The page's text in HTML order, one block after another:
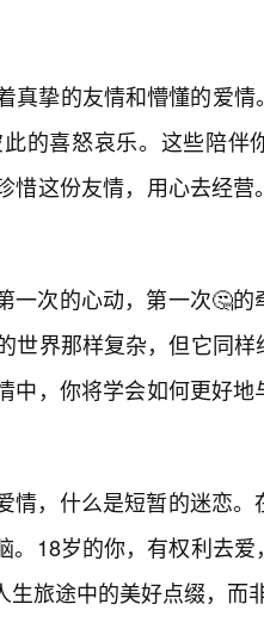
真挚的友情和懵懂的爱
的喜怒哀乐。这些陪伴
惜这份友情，用心去经
一次的心动，第一次🤔
世界那样复杂，但它同
中，你将学会如何更好
情，什么是短暂的迷恋
18岁的你，有权利去爱
旅途中的美好点缀，而